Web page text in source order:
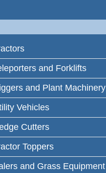
and Forklifts
and Plant Machinery
Vehicles
Cutters
Toppers
and Grass Equipment